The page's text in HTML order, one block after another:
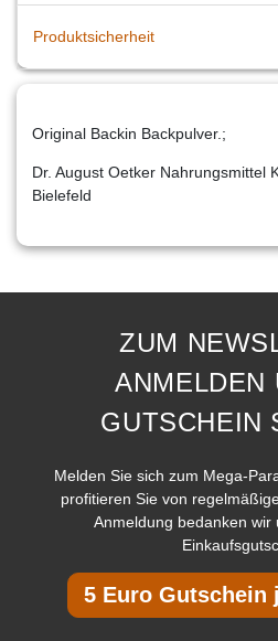
Produktsicherheit
Original Backin Backpulver.;
Dr. August Oetker Nahrungsmittel
Bielefeld
ZUM
ANMELDEN
GUTSCHEIN
Melden Sie sich zum Mega-
profitieren Sie von
Anmeldung bedanken wir
5 Euro Gutschein